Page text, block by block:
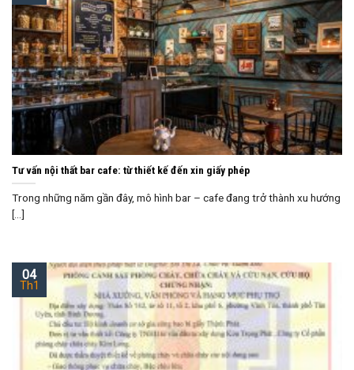
Tư vấn nội thất bar cafe: từ thiết kế đến xin giấy phép
Trong những năm gần đây, mô hình bar – cafe đang trở thành xu hướng
[...]
04
Th1